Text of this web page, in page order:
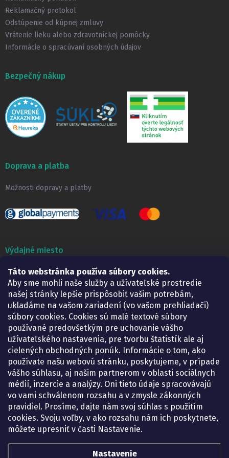
Táto webstránka používa súbory cookies.
Aby sme mohli naše služby a užívateľské prostredie
našej stránky lepšie prispôsobiť vašim potrebám,
ukladáme na vašom zariadení (vo vašom prehliadači)
súbory cookies. Cookies sú malé textové súbory
používané predovšetkým pre uchovanie vášho
užívateľského nastavenia, pre tvorbu štatistík ale aj
cielených obchodných ponúk. Informácie o tom, ako
používate našu webovú stránku, poskytujeme, v prípade
vášho súhlasu, aj našim partnerom v oblasti sociálnych
médií, inzercie a analýzy. Oni tieto údaje spracovávajú
vo vami schválenom rozsahu a v zmysle zákonných
pravidiel. Prosíme, dajte nám svoj súhlas s použitím
cookies. Svoju voľby, v ako rozsahu nám ich poskytnete,
môžete upresniť v časti Nastavenie.
Nastavenie
Reklamačný protokol
Odstúpenie od kúpnej zmluvy
Vrátenie lieku alebo zdravotníckej pomôcky
Informácie o spracúvaní osobných údajov
Bezpečný nákup
Doprava a platba
Možnosti dopravy a platby
Výdajné miesto
Lekáreň ADONAI
Košice – Smetanova 2
Pondelok:
07.30 – 15.30 h.
Utorok:
07.30 – 16.00 h.
Streda:
07.30 – 16.00 h.
Štvrtok:
07.30 – 15.30 h.
Piatok:
07.30 – 15.30 h.
KONTAKT
eshop@lekarenadonai.sk
+421 948 203 203
Nájdete nás na Facebooku.
lekarenadonai/